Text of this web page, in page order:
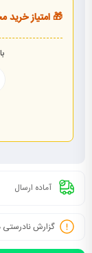
🎁 امتیاز
آماده ارسال
گزارش